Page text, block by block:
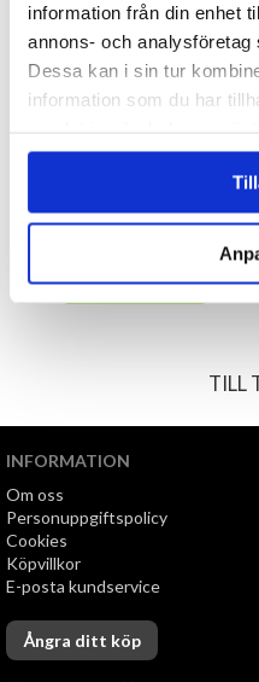
information från din enhet
annons- och analysföretag
Dessa kan i sin tur
information som du har
20 kr
KÖP
TILL
INFORMATION
Om oss
Personuppgiftspolicy
Cookies
Köpvillkor
E-posta kundservice
Ångra ditt köp